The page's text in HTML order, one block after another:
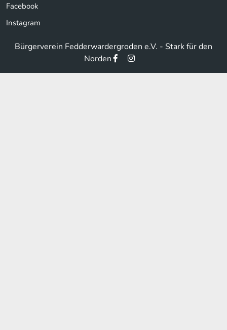
Facebook
Instagram
Bürgerverein Fedderwardergroden e.V. - Stark für den
Norden